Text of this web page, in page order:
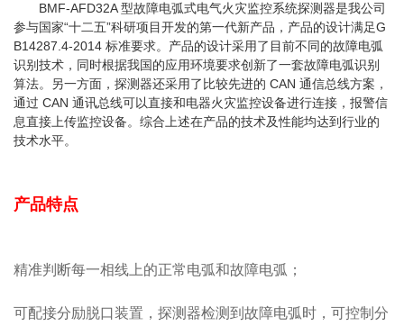
BMF-AFD32A 型故障电弧式电气火灾监控系统探测器是我公司
参与国家“十二五”科研项目开发的第一代新产品，产品的设计满足G
B14287.4-2014 标准要求。产品的设计采用了目前不同的故障电弧
识别技术，同时根据我国的应用环境要求创新了一套故障电弧识别
算法。另一方面，探测器还采用了比较先进的 CAN 通信总线方案，
通过 CAN 通讯总线可以直接和电器火灾监控设备进行连接，报警信
息直接上传监控设备。综合上述在产品的技术及性能均达到行业的
技术水平。
产品特点
精准判断每一相线上的正常电弧和故障电弧；
可配接分励脱口装置，探测器检测到故障电弧时，可控制分